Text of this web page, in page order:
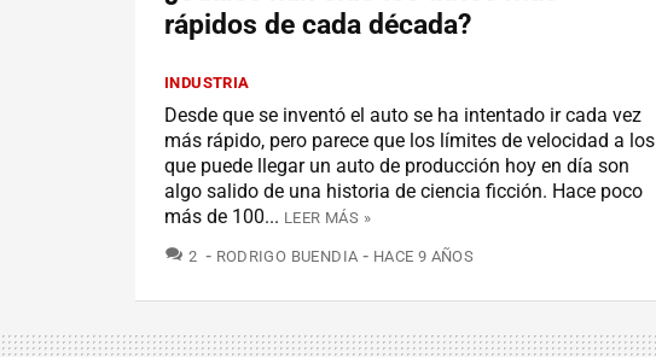
rápidos de cada década?
INDUSTRIA
Desde que se inventó el auto se ha intentado ir cada vez
más rápido, pero parece que los límites de velocidad a los
que puede llegar un auto de producción hoy en día son
algo salido de una historia de ciencia ficción. Hace poco
más de 100... LEER MÁS »
2 COMENTARIOS
RODRIGO BUENDIA HACE 9 AÑOS